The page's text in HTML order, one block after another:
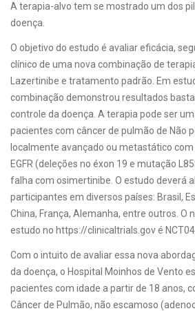
A terapia-alvo tem se mostrado um dos
doença.
O objetivo do estudo é avaliar eficácia,
clínico de uma nova combinação de
Lazertinibe e tratamento padrão. Em
combinação demonstrou resultados
controle da doença. A terapia pode ser
pacientes com câncer de pulmão de Não
localmente avançado ou metastático
EGFR (deleções no éxon 19 e mutação
falha com osimertinibe. O estudo deverá
participantes em diversos países: Brasil,
China, França, Alemanha, entre outros. O
estudo no https://clinicaltrials.gov é
Com o intuito de avaliar essa nova
da doença, o Hospital Moinhos de Vento
pacientes com idade a partir de 18 anos,
Câncer de Pulmão, não escamoso